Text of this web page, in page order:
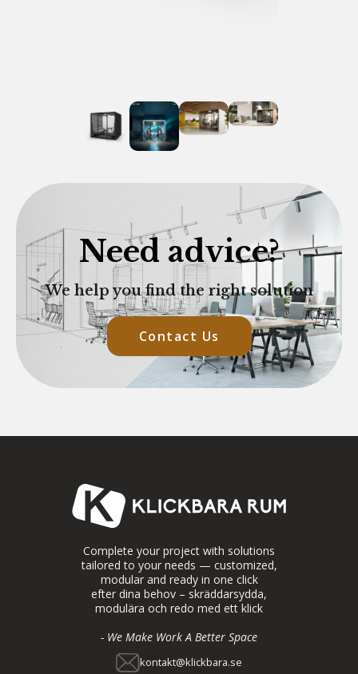
Need advice?
We help you find the right solution
Contact Us
Complete your project with solutions
tailored to your needs — customized,
modular and ready in one click
efter dina behov – skräddarsydda,
modulära och redo med ett klick
- We Make Work A Better Space
kontakt@klickbara.se